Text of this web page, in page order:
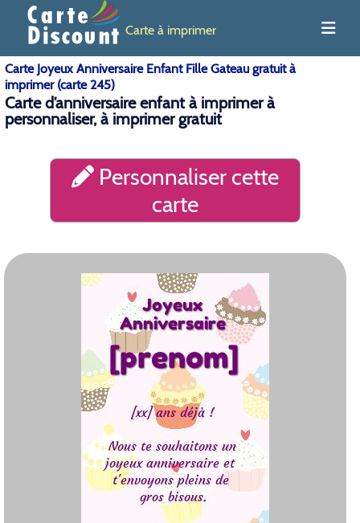
Carte à imprimer
Carte Joyeux Anniversaire Enfant Fille Gateau gratuit à
imprimer (carte 245)
Carte d’anniversaire enfant à imprimer à
personnaliser, à imprimer gratuit
Personnaliser cette
carte